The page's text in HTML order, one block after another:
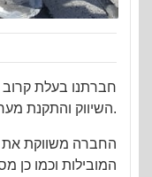
השיווק והתקנת מערכות מיזוג אוויר וחימום מתקדמות.
החברה משווקת
המובילות וכמו כן